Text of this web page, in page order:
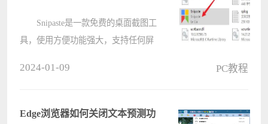
Snipaste是一款免费的桌面截图工
具，使用方便功能强大，支持任何屏
snipaste安装到桌面上的方法，感兴
2024-01-09 PC教程
Edge浏览器如何关闭文本预测功